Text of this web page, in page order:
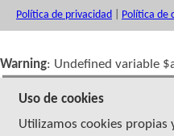
Política de privacidad Política de
Warning: Undefined variable
Uso de cookies
Utilizamos cookies propias